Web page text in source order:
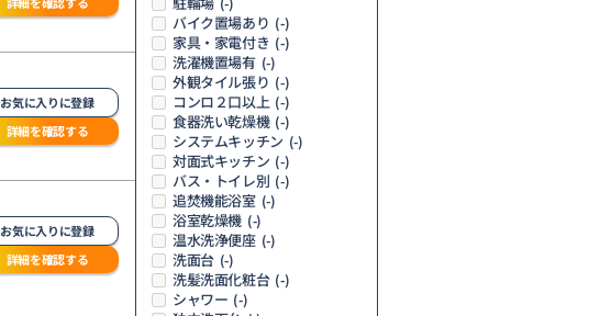
お気に入りに登録
詳細を確認する
お気に入りに登録
詳細を確認する
バイク置場あり (-)
家具・家電付き (-)
洗濯機置場有 (-)
外観タイル張り (-)
コンロ２口以上 (-)
食器洗い乾燥機 (-)
システムキッチン (-)
対面式キッチン (-)
バス・トイレ別 (-)
追焚機能浴室 (-)
浴室乾燥機 (-)
温水洗浄便座 (-)
洗面台 (-)
洗髪洗面化粧台 (-)
シャワー (-)